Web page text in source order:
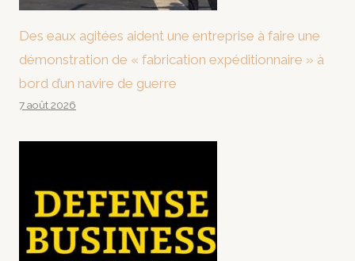
Des eaux agitées aident une entreprise à faire une
démonstration de « fabrication expéditionnaire » à
bord d’un navire de guerre
7 août 2026